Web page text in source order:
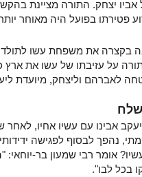
פטירתו בפועל היה מאוחר
בקצרה את משפחת עשו
על עזיבתו של עשו את ארץ
לאברהם וליצחק, מיועדת
אבינו עם עשיו אחיו,
נהפך לבסוף לפגישה
אומר רבי שמעון בר-יוחאי:
בכל לבו".